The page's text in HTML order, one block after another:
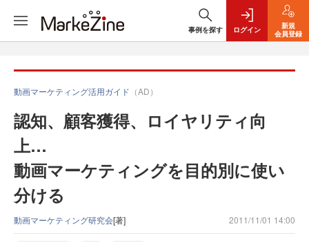
事例を探す ログイン
新規
会員登録
動画マーケティング活用ガイド （AD）
認知、顧客獲得、ロイヤリティ向
上…
動画マーケティングを目的別に使い
分ける
動画マーケティング研究会[著] 2011/11/01 14:00